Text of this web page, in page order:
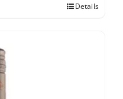
Details